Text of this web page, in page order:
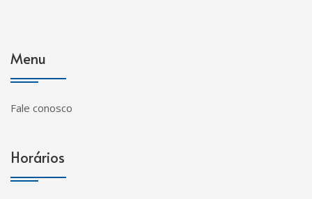
Menu
Fale conosco
Horários